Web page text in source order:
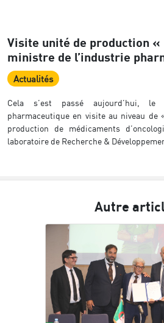
Visite unité de production
ministre de l’industrie
Actualités
Cela s’est passé aujourd’hui,
pharmaceutique en visite au niveau
production de médicaments
laboratoire de Recherche &
Autre